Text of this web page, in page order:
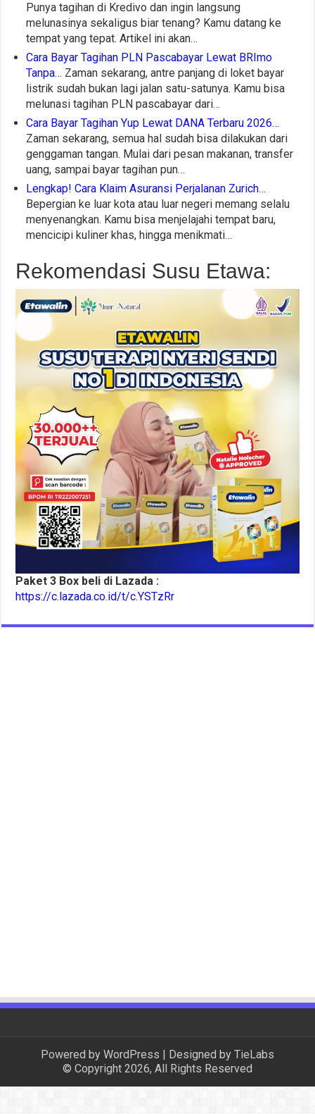
Punya tagihan di Kredivo dan ingin langsung
melunasinya sekaligus biar tenang? Kamu datang ke
tempat yang tepat. Artikel ini akan…
Cara Bayar Tagihan PLN Pascabayar Lewat BRImo
Tanpa… Zaman sekarang, antre panjang di loket bayar
listrik sudah bukan lagi jalan satu-satunya. Kamu bisa
melunasi tagihan PLN pascabayar dari…
Cara Bayar Tagihan Yup Lewat DANA Terbaru 2026…
Zaman sekarang, semua hal sudah bisa dilakukan dari
genggaman tangan. Mulai dari pesan makanan, transfer
uang, sampai bayar tagihan pun…
Lengkap! Cara Klaim Asuransi Perjalanan Zurich…
Bepergian ke luar kota atau luar negeri memang selalu
menyenangkan. Kamu bisa menjelajahi tempat baru,
mencicipi kuliner khas, hingga menikmati…
Rekomendasi Susu Etawa:
Paket 3 Box beli di Lazada :
https://c.lazada.co.id/t/c.YSTzRr
Powered by WordPress | Designed by TieLabs
© Copyright 2026, All Rights Reserved